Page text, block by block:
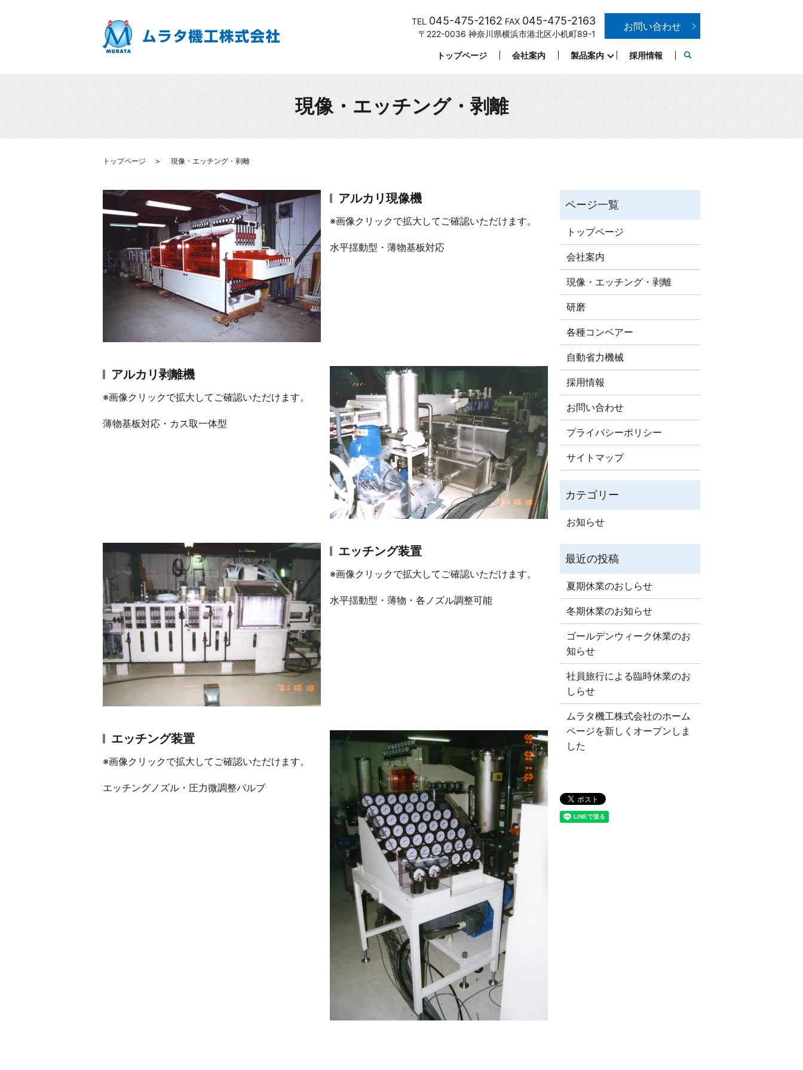
トップページ 会社案内 製品案内 採用情報
TEL 045-475-2162 FAX 045-475-2163
〒222-0036 神奈川県横浜市港北区小机町89-1
お問い合わせ
現像・エッチング・剥離
トップページ 現像・エッチング・剥離
アルカリ現像機
※画像クリックで拡大してご確認いただけます。
水平揺動型・薄物基板対応
アルカリ剥離機
※画像クリックで拡大してご確認いただけます。
薄物基板対応・カス取一体型
エッチング装置
※画像クリックで拡大してご確認いただけます。
水平揺動型・薄物・各ノズル調整可能
エッチング装置
※画像クリックで拡大してご確認いただけます。
エッチングノズル・圧力微調整バルブ
トップページ
会社案内
現像・エッチング・剥離
研磨
各種コンベアー
自動省力機械
採用情報
お問い合わせ
プライバシーポリシー
サイトマップ
お知らせ
夏期休業のおしらせ
冬期休業のお知らせ
ゴールデンウィーク休業のお
知らせ
社員旅行による臨時休業のお
しらせ
ムラタ機工株式会社のホーム
ページを新しくオープンしま
した